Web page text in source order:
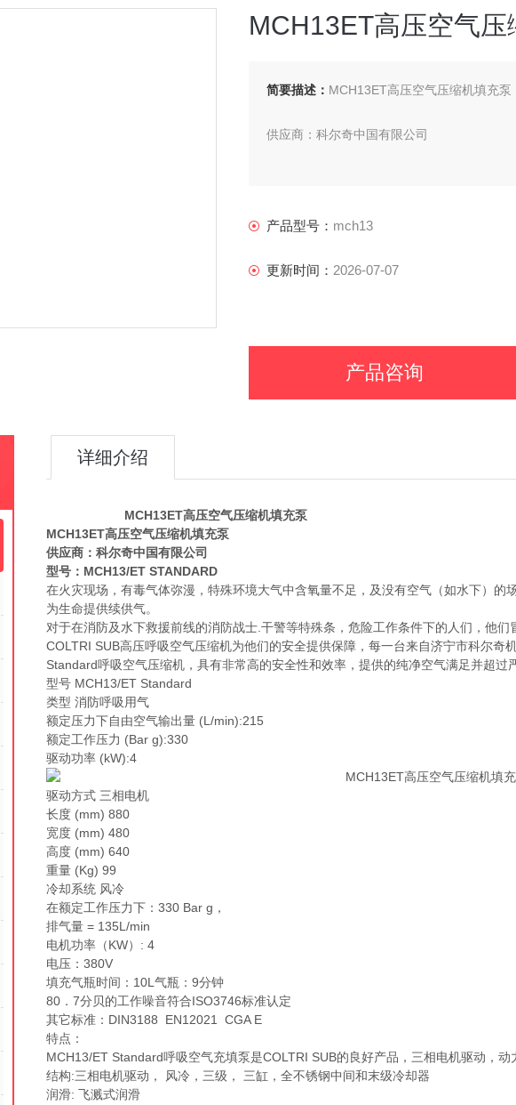
MCH13ET高压空气压
简要描述： MCH13ET高压空气压缩机填充泵
供应商：科尔奇中国有限公司
产品型号： mch13
更新时间： 2026-07-07
产品咨询
详细介绍
MCH13ET高压空气压缩机填充泵
MCH13ET高压空气压缩机填充泵
供应商：科尔奇中国有限公司
型号：MCH13/ET STANDARD
在火灾现场，有毒气体弥漫，特殊环境大气中含氧量不足，及没有空气（如水下）的
为生命提供续供气。
对于在消防及水下救援前线的消防战士.干警等特殊条，危险工作条件下的人们，他
COLTRI SUB高压呼吸空气压缩机为他们的安全提供保障，每一台来自济宁市科尔
Standard呼吸空气压缩机，具有非常高的安全性和效率，提供的纯净空气满足并超过
型号 MCH13/ET Standard
类型 消防呼吸用气
额定压力下自由空气输出量 (L/min):215
额定工作压力 (Bar g):330
驱动功率 (kW):4
驱动方式 三相电机
长度 (mm) 880
宽度 (mm) 480
高度 (mm) 640
重量 (Kg) 99
冷却系统 风冷
在额定工作压力下：330 Bar g，
排气量 = 135L/min
电机功率（KW）: 4
电压：380V
填充气瓶时间：10L气瓶：9分钟
80．7分贝的工作噪音符合ISO3746标准认定
其它标准：DIN3188 EN12021 CGA E
特点：
MCH13/ET Standard呼吸空气充填泵是COLTRI SUB的良好产品，三相电机驱动，
结构:三相电机驱动， 风冷，三级， 三缸，全不锈钢中间和末级冷却器
润滑: 飞溅式润滑